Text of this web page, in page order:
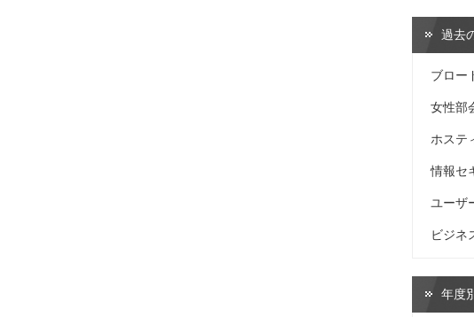
過去
ブロー
女性部
ホステ
情報セ
ユーザ
ビジネ
年度